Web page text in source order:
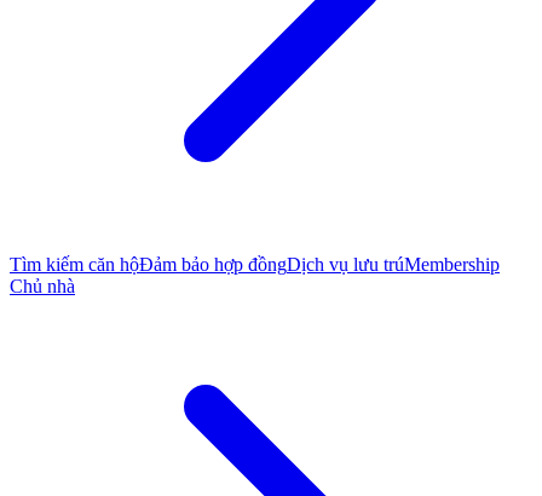
Tìm kiếm căn hộĐảm bảo hợp đồngDịch vụ lưu trúMembership
Chủ nhà